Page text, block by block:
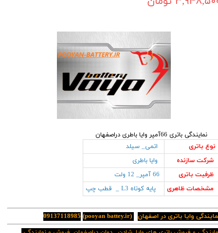
نمایندگی باتری 66آمپر وایا باطری دراصفهان
نوع باتری
اتمی_ سیلد
شرکت سازنده
وایا باطری
ظرفیت باتری
مشخصات ظاهری
پایه کوتاه L3 _ قطب چپ
وایا باتری در اصفهان (pooyan battey.ir)
09137118985